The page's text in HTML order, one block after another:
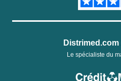
Distrimed.com
Le spécialiste du